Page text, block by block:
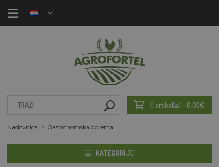
0 artikal(a) - 0,00€
Naslovnica Gastronomska oprema
KATEGORIJE